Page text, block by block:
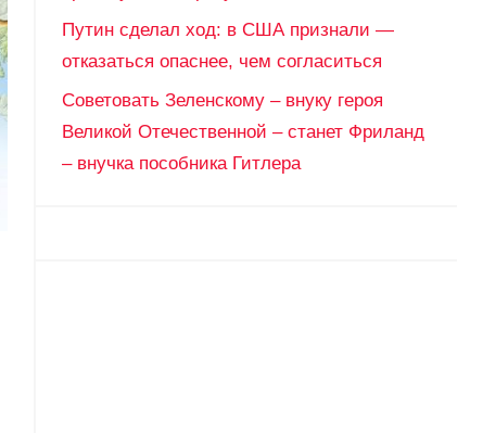
Путин сделал ход: в США признали —
отказаться опаснее, чем согласиться
Советовать Зеленскому – внуку героя
Великой Отечественной – станет Фриланд
– внучка пособника Гитлера